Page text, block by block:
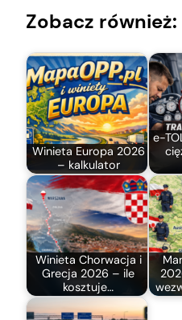
Zobacz również:
Winieta Europa 2026
– kalkulator
e-
Winieta Chorwacja i
Grecja 2026 – ile
kosztuje…